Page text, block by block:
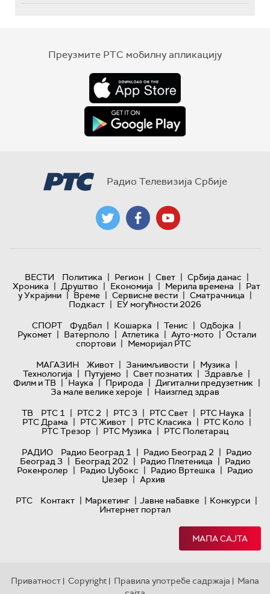
Преузмите РТС мобилну апликацију
Радио Телевизија Србије
ВЕСТИ Политика | Регион | Свет | Србија данас |
Хроника | Друштво | Економија | Мерила времена | Рат
у Украјини | Време | Сервисне вести | Сматрачница |
Подкаст | ЕУ могућности 2026
СПОРТ
Фудбал | Кошарка | Тенис | Одбојка |
Рукомет | Ватерполо | Атлетика | Ауто-мото | Остали
спортови | Меморијал РТС
МАГАЗИН
Живот | Занимљивости | Музика |
Технологијa | Путујемо | Свет познатих | Здравље |
Филм и ТВ | Наука | Природа | Дигитални предузетник |
За мале велике хероје | Наизглед здрав
ТВ
РТС 1 | РТС 2 | РТС 3 | РТС Свет | РТС Наука |
РТС Драма | РТС Живот | РТС Класика | РТС Коло |
РТС Трезор | РТС Музика | РТС Полетарац
РАДИО
Радио Београд 1 | Радио Београд 2 | Радио
Београд 3 | Београд 202 | Радио Плетеница | Радио
Рокенролер | Радио Џубокс | Радио Вртешка | Радио
Џезер | Архив
РТС
Контакт | Маркетинг | Јавне набавке | Конкурси |
Интернет портал
МАПА САЈТА
Приватност | Copyright | Правила употребе садржаја | Мапа